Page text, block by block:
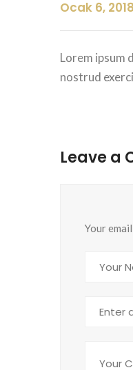
Ocak 6, 2018
Lorem ipsum
nostrud
Leave a
Your